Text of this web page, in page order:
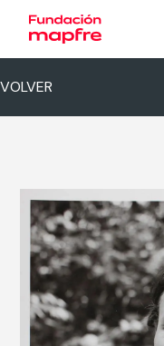
VOLVER